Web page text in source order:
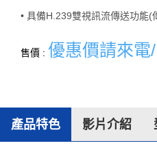
• 具備H.239雙視訊流傳送功能(
售價 : 優惠價請來電/
產品特色 影片介紹